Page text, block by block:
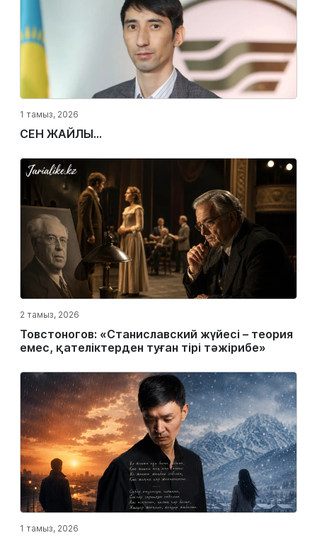
1 тамыз, 2026
СЕН ЖАЙЛЫ...
2 тамыз, 2026
Товстоногов: «Станиславский жүйесі – теория
емес, қателіктерден туған тірі тәжірибе»
1 тамыз, 2026